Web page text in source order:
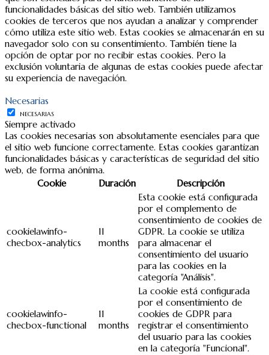
funcionalidades básicas del sitio web. También utilizamos
cookies de terceros que nos ayudan a analizar y comprender
cómo utiliza este sitio web. Estas cookies se almacenarán en su
navegador solo con su consentimiento. También tiene la
opción de optar por no recibir estas cookies. Pero la
exclusión voluntaria de algunas de estas cookies puede afectar
su experiencia de navegación.
Necesarias
NECESARIAS
Siempre activado
Las cookies necesarias son absolutamente esenciales para que
el sitio web funcione correctamente. Estas cookies garantizan
funcionalidades básicas y características de seguridad del sitio
web, de forma anónima.
Cookie
Duración Descripción
cookielawinfo-
checbox-analytics
11
months
Esta cookie está configurada
por el complemento de
consentimiento de cookies de
GDPR. La cookie se utiliza
para almacenar el
consentimiento del usuario
para las cookies en la
categoría "Análisis".
cookielawinfo-
checbox-functional
11
months
La cookie está configurada
por el consentimiento de
cookies de GDPR para
registrar el consentimiento
del usuario para las cookies
en la categoría "Funcional".